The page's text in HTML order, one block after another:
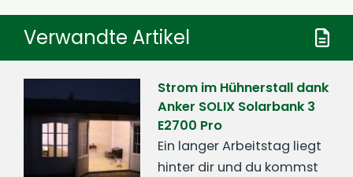
Verwandte Artikel
Strom im Hühnerstall dank
Anker SOLIX Solarbank 3
E2700 Pro
Ein langer Arbeitstag liegt
hinter dir und du kommst